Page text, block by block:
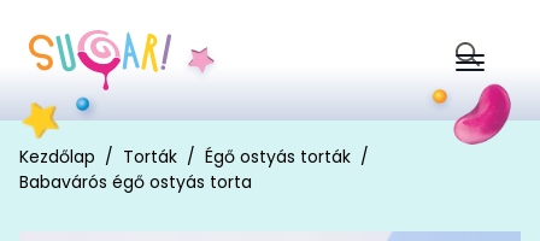
Search
for:
Kezdőlap Torták
Égő ostyás torták
Babavárós égő ostyás torta